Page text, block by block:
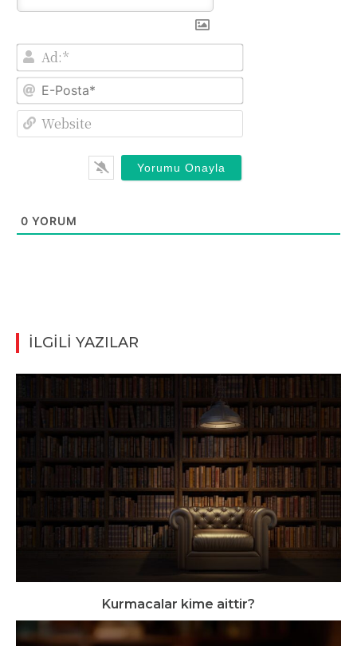
Ad:*
E-
0 YORUM
İLGİLİ YAZILAR
Kurmacalar kime aittir?